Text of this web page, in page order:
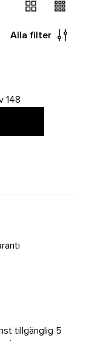
Alla filter
148
tillgänglig 5